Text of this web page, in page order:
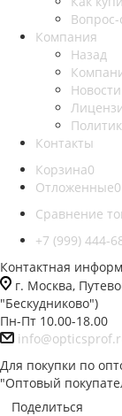
Вопрос-
Компания
Назад
Новости
Контакты
Корзина0
Отложенные0
Сравнение
+7 (999) 444-
Контактная
г. Москва,
"Бескудниково")
Пн-Пт 10.00-18.00
Для покупки по
"Оптовый
Поделиться